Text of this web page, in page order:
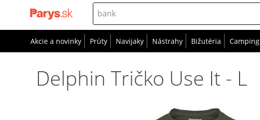
Akcie a novinky Prúty Navijaky Nástrahy Bižutéria Camping
Delphin Tričko Use It - L